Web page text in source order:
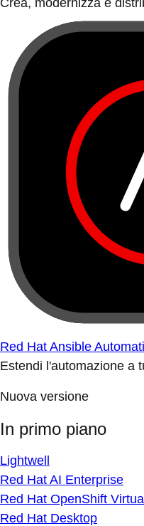
Crea, modernizza e
Red Hat Ansible
Estendi l'automazione a
Nuova versione
In primo piano
Lightwell
Red Hat AI Enterprise
Red Hat OpenShift
Red Hat Desktop